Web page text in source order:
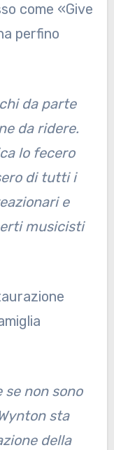
come «Give
perfino
da parte
da ridere.
lo fecero
di tutti i
e
musicisti
se non sono
sta
della